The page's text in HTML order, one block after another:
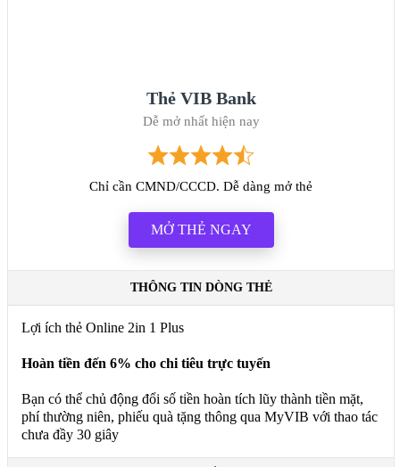
Thẻ VIB Bank
Dễ mở nhất hiện nay
Chỉ cần CMND/CCCD. Dễ dàng mở thẻ
MỞ THẺ NGAY
THÔNG TIN DÒNG THẺ
Lợi ích thẻ Online 2in 1 Plus
Hoàn tiền đến 6% cho chi tiêu trực tuyến
Bạn có thể chủ động đổi số tiền hoàn tích lũy thành tiền mặt,
phí thường niên, phiếu quà tặng thông qua MyVIB với thao tác
chưa đầy 30 giây